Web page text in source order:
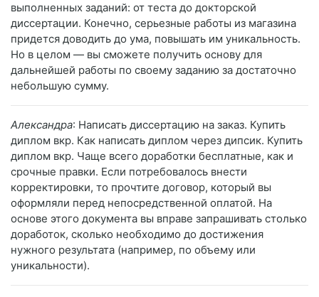
выполненных заданий: от теста до докторской
диссертации. Конечно, серьезные работы из магазина
придется доводить до ума, повышать им уникальность.
Но в целом — вы сможете получить основу для
дальнейшей работы по своему заданию за достаточно
небольшую сумму.
Александра: Написать диссертацию на заказ. Купить
диплом вкр. Как написать диплом через дипсик. Купить
диплом вкр. Чаще всего доработки бесплатные, как и
срочные правки. Если потребовалось внести
корректировки, то прочтите договор, который вы
оформляли перед непосредственной оплатой. На
основе этого документа вы вправе запрашивать столько
доработок, сколько необходимо до достижения
нужного результата (например, по объему или
уникальности).